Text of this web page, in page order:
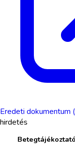
Eredeti dokumentum
hirdetés